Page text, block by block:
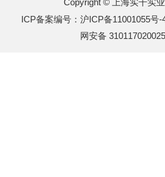
Copyright © 上海实干实
ICP备案编号：沪ICP备11001055号-
网安备